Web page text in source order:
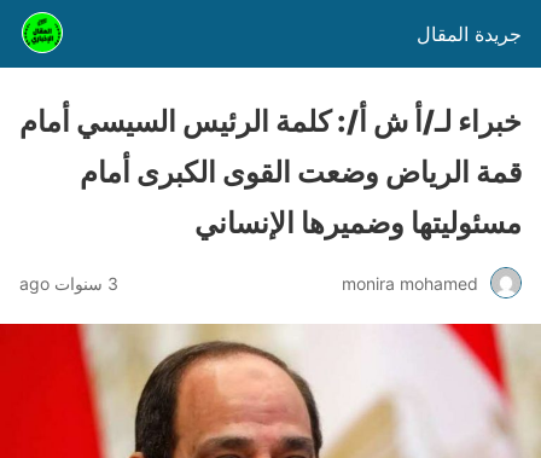
جريدة المقال
خبراء لـ/أ ش أ/: كلمة الرئيس السيسي أمام
قمة الرياض وضعت القوى الكبرى أمام
مسئوليتها وضميرها الإنساني
monira mohamed 3 سنوات ago